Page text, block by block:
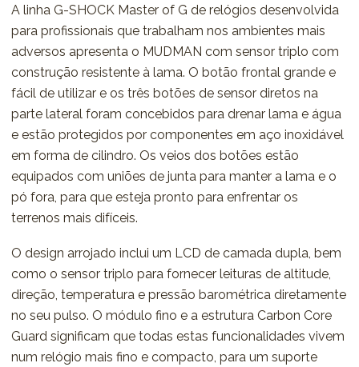
A linha G-SHOCK Master of G de relógios desenvolvida
para profissionais que trabalham nos ambientes mais
adversos apresenta o MUDMAN com sensor triplo com
construção resistente à lama. O botão frontal grande e
fácil de utilizar e os três botões de sensor diretos na
parte lateral foram concebidos para drenar lama e água
e estão protegidos por componentes em aço inoxidável
em forma de cilindro. Os veios dos botões estão
equipados com uniões de junta para manter a lama e o
pó fora, para que esteja pronto para enfrentar os
terrenos mais difíceis.
O design arrojado inclui um LCD de camada dupla, bem
como o sensor triplo para fornecer leituras de altitude,
direção, temperatura e pressão barométrica diretamente
no seu pulso. O módulo fino e a estrutura Carbon Core
Guard significam que todas estas funcionalidades vivem
num relógio mais fino e compacto, para um suporte